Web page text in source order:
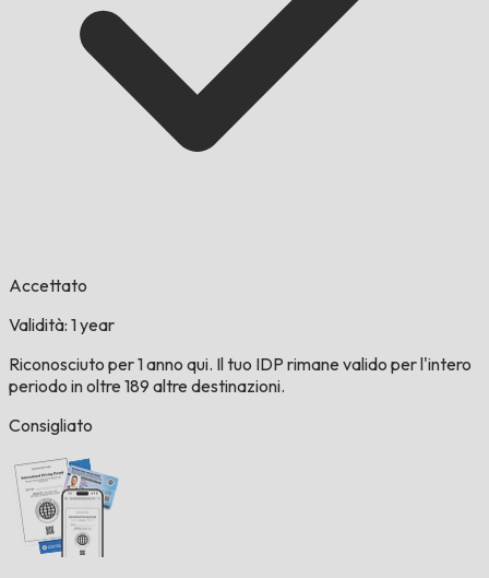
Accettato
Validità: 1 year
Riconosciuto per 1 anno qui. Il tuo IDP rimane valido per l'intero
periodo in oltre 189 altre destinazioni.
Consigliato